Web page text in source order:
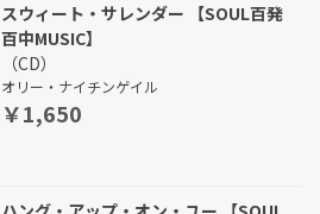
スウィート・サレンダー 【SOUL百発
百中MUSIC】
（CD）
オリー・ナイチンゲイル
￥1,650